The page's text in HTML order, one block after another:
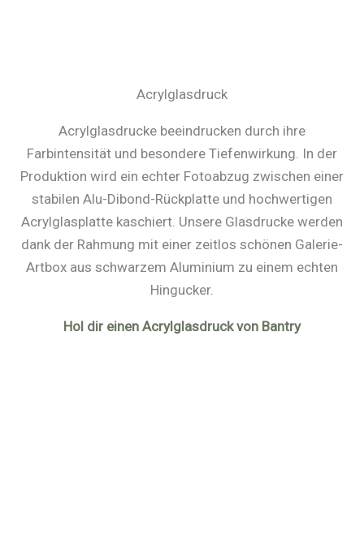
Acrylglasdruck
Acrylglasdrucke beeindrucken durch ihre
Farbintensität und besondere Tiefenwirkung. In der
Produktion wird ein echter Fotoabzug zwischen einer
stabilen Alu-Dibond-Rückplatte und hochwertigen
Acrylglasplatte kaschiert. Unsere Glasdrucke werden
dank der Rahmung mit einer zeitlos schönen Galerie-
Artbox aus schwarzem Aluminium zu einem echten
Hingucker.
Hol dir einen Acrylglasdruck von Bantry